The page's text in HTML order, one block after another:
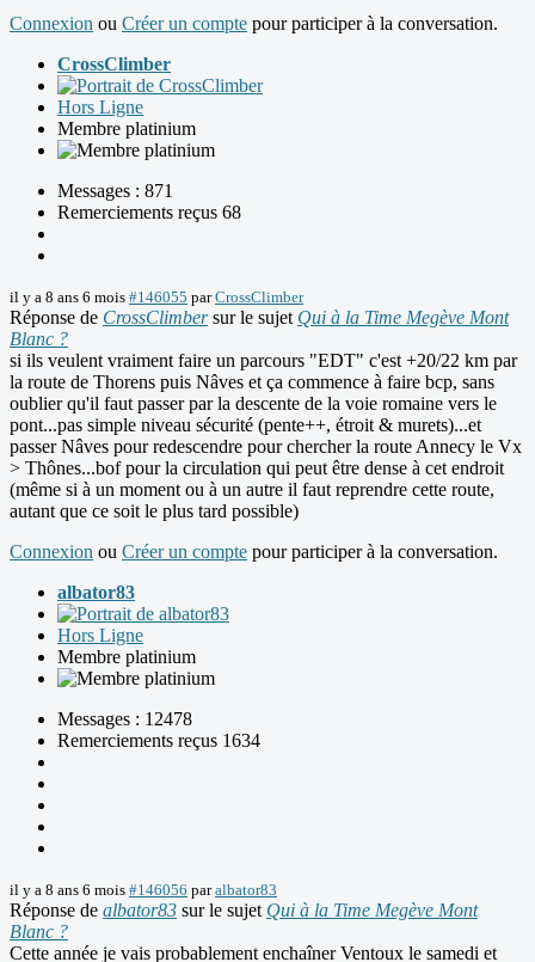
Connexion ou Créer un compte pour participer à la conversation.
CrossClimber
Hors Ligne
Membre platinium
Messages : 871
Remerciements reçus 68
il y a 8 ans 6 mois #146055 parCrossClimber
Réponse de CrossClimbersur le sujet Qui à la Time Megève Mont
Blanc ?
si ils veulent vraiment faire un parcours "EDT" c'est +20/22 km par
la route de Thorens puis Nâves et ça commence à faire bcp, sans
oublier qu'il faut passer par la descente de la voie romaine vers le
pont...pas simple niveau sécurité (pente++, étroit & murets)...et
passer Nâves pour redescendre pour chercher la route Annecy le Vx
> Thônes...bof pour la circulation qui peut être dense à cet endroit
(même si à un moment ou à un autre il faut reprendre cette route,
autant que ce soit le plus tard possible)
Connexion ou Créer un compte pour participer à la conversation.
albator83
Hors Ligne
Membre platinium
Messages : 12478
Remerciements reçus 1634
il y a 8 ans 6 mois #146056 paralbator83
Réponse de albator83 sur le sujet Qui à la Time Megève Mont
Blanc ?
Cette année je vais probablement enchaîner Ventoux le samedi et